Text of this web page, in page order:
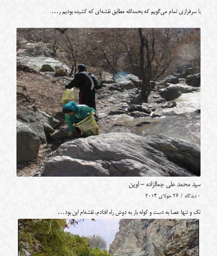
با سرفرازی تمام می‌گویم که بحمدالله مطابق نقشه‌ای که کشیده بودیم ر…
سید محمد علی جمالزاده - اوین
0 دیدگاه / 26 جولای 2014
تک و تنها عصا به دست و کوله بار به دوش راه افتادم. نقشه‌ام این بود…